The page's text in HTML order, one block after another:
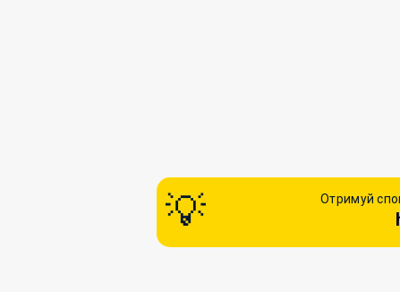
Отримуй